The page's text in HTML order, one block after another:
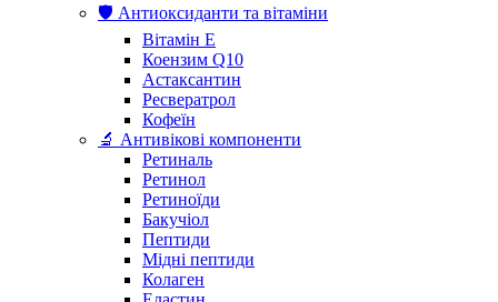
🛡️ Антиоксиданти та вітаміни
Вітамін Е
Коензим Q10
Астаксантин
Ресвератрол
Кофеїн
🔬 Антивікові компоненти
Ретиналь
Ретинол
Ретиноїди
Бакучіол
Пептиди
Мідні пептиди
Колаген